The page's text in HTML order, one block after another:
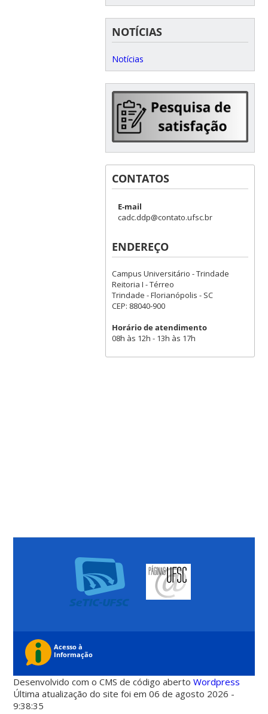
NOTÍCIAS
Notícias
CONTATOS
E-mail
cadc.ddp@contato.ufsc.br
ENDEREÇO
Campus Universitário - Trindade
Reitoria I - Térreo
Trindade - Florianópolis - SC
CEP: 88040-900
Horário de atendimento
08h às 12h - 13h às 17h
Desenvolvido com o CMS de código abertoWordpress
Última atualização do site foi em 06 de agosto 2026 -
9:38:35